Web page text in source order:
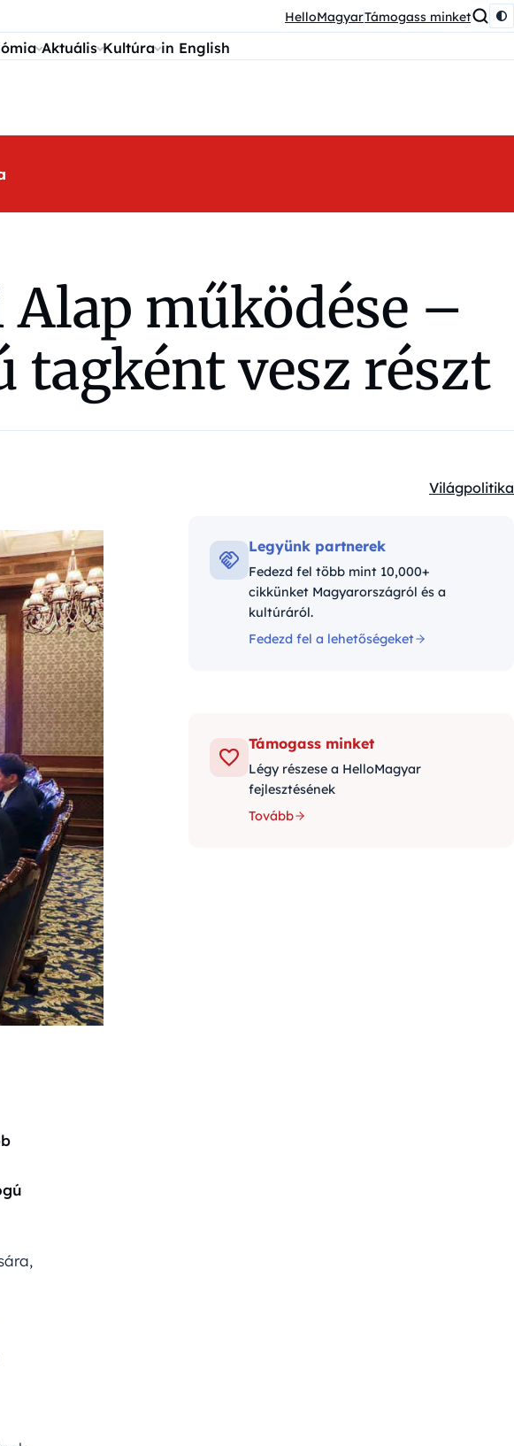
HelloMagyarTámogass minket
Aktuális Kultúra in English
működése –
tagként vesz részt
Kategóriák:
Világpolitika
Legyünk partnerek
Fedezd fel több mint 10,000+
cikkünket Magyarországról és a
kultúráról.
Fedezd fel a lehetőségeket
Támogass minket
Légy részese a HelloMagyar
fejlesztésének
Tovább